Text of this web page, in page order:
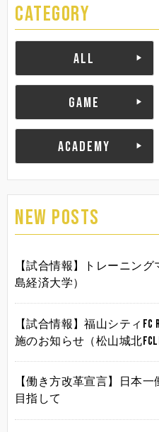
CATEGORY
ALL
GAME
ACADEMY
NEW POSTS
【試合情報】トレーニン
島経済大学）
【試合情報】福山シティ
施のお知らせ（松山城北
【働き方改革宣言】日本
目指して